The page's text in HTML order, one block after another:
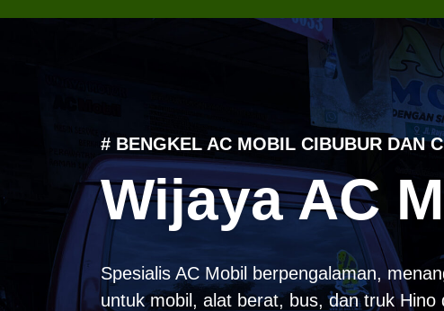
# BENGKEL AC MOBIL CIBUBUR DAN
Wijaya AC
Spesialis AC Mobil berpengalaman,
untuk mobil, alat berat, bus, dan truk Hino